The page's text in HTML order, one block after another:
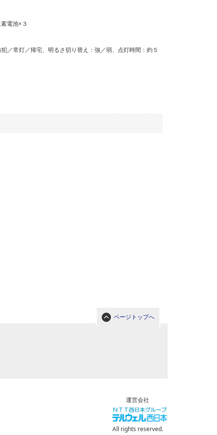
電池×３
／常灯／帰宅、明るさ切り替え：強／弱、点灯時間：約５
ページトップへ
運営会社
All rights reserved.